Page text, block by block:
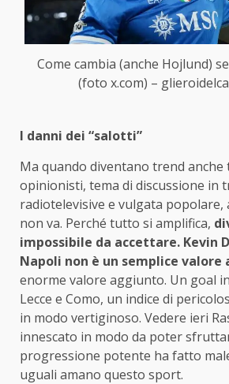
Come cambia (anche Hojlund)
(foto x.com) –
I danni dei “salotti”
Ma quando diventano trend
opinionisti, tema di discussione in
radiotelevisive e vulgata popolare,
non va. Perché tutto si amplifica,
impossibile da accettare. Kevin
Napoli non è un semplice
enorme valore aggiunto. Un goal
Lecce e Como, un indice di
in modo vertiginoso. Vedere ieri
innescato in modo da poter
progressione potente ha fatto
uguali amano questo sport.